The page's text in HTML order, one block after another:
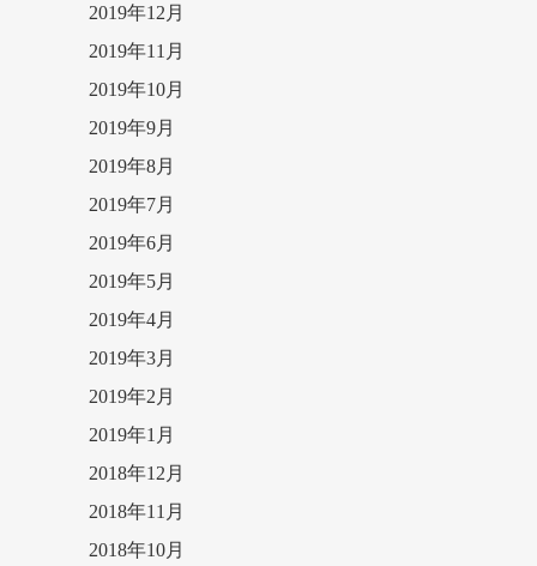
2019年12月
2019年11月
2019年10月
2019年9月
2019年8月
2019年7月
2019年6月
2019年5月
2019年4月
2019年3月
2019年2月
2019年1月
2018年12月
2018年11月
2018年10月